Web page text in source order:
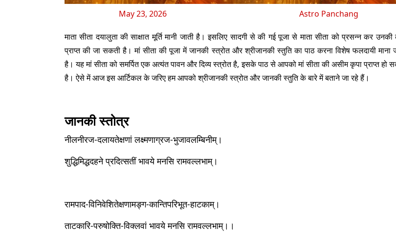
May 23, 2026 Astro Panchang
माता सीता दयालुता की साक्षात मूर्ति मानी जाती है। इसलिए सादगी से की गई पूजा से माता सीता को प्रसन्न कर उनकी
प्राप्त की जा सकती है। मां सीता की पूजा में जानकी स्त्रोत और श्रीजानकी स्तुति का पाठ करना विशेष फलदायी माना
है। यह मां सीता को समर्पित एक अत्यंत पावन और दिव्य स्त्रोत है, इसके पाठ से आपको मां सीता की असीम कृपा प्राप्त हो
है। ऐसे में आज इस आर्टिकल के जरिए हम आपको श्रीजानकी स्त्रोत और जानकी स्तुति के बारे में बताने जा रहे हैं।
जानकी स्तोत्र
नीलनीरज-दलायतेक्षणां लक्ष्मणाग्रज-भुजावलम्बिनीम्।
शुद्धिमिद्धदहने प्रदित्सतीं भावये मनसि रामवल्लभाम्।
रामपाद-विनिवेशितेक्षणामङ्ग-कान्तिपरिभूत-हाटकाम्।
ताटकारि-परुषोक्ति-विक्लवां भावये मनसि रामवल्लभाम्।।